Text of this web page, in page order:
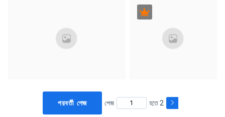
পরবর্তী পেজ পেজ হতে 2